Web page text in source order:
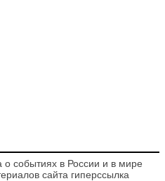
событиях в России и в мире
сайта гиперссылка